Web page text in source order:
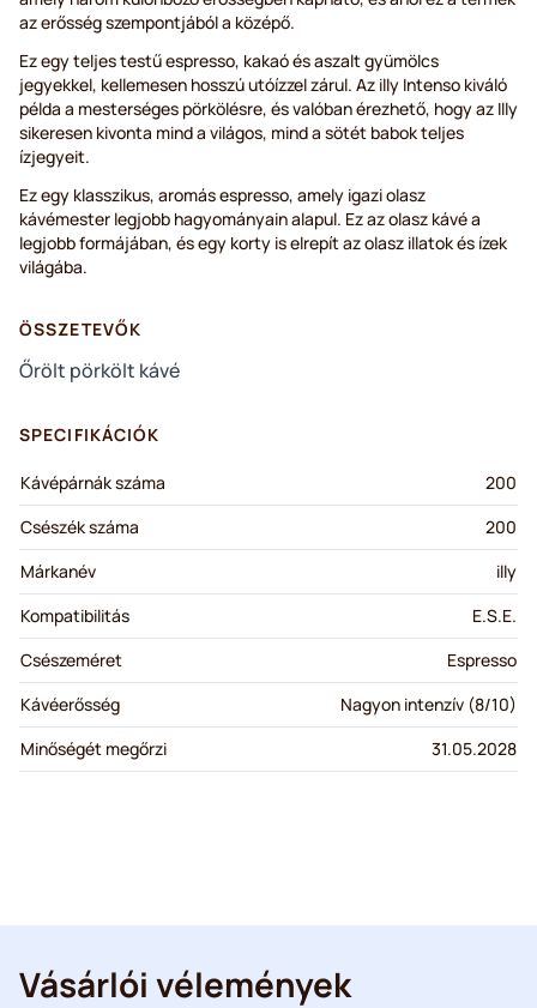
az erősség szempontjából a középő.
Ez egy teljes testű espresso, kakaó és aszalt gyümölcs
jegyekkel, kellemesen hosszú utóízzel zárul. Az illy Intenso kiváló
példa a mesterséges pörkölésre, és valóban érezhető, hogy az Illy
sikeresen kivonta mind a világos, mind a sötét babok teljes
ízjegyeit.
Ez egy klasszikus, aromás espresso, amely igazi olasz
kávémester legjobb hagyományain alapul. Ez az olasz kávé a
legjobb formájában, és egy korty is elrepít az olasz illatok és ízek
világába.
ÖSSZETEVŐK
Őrölt pörkölt kávé
SPECIFIKÁCIÓK
Kávépárnák száma
200
Csészék száma
200
Márkanév
illy
Kompatibilitás
E.S.E.
Csészeméret
Espresso
Kávéerősség
Nagyon intenzív (8/10)
Minőségét megőrzi
31.05.2028
Vásárlói vélemények